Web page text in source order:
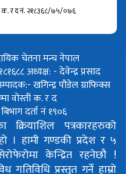
क. र द नं. २१८३६८/७५/०७६
चेतना मन्च नेपाल
अध्यक्ष: - देवेन्द्र प्रसाद
खगिन्द्र पौडेलग्राफिक्स
वोस्तीक. र द
दर्ता नं १९०६
क्रियाशिल पत्रकारहरुको
। हामी गण्डकी प्रदेश र ५
केन्द्रित रहनेछौ !
गतिविधि प्रस्तुत गर्ने हाम्रो